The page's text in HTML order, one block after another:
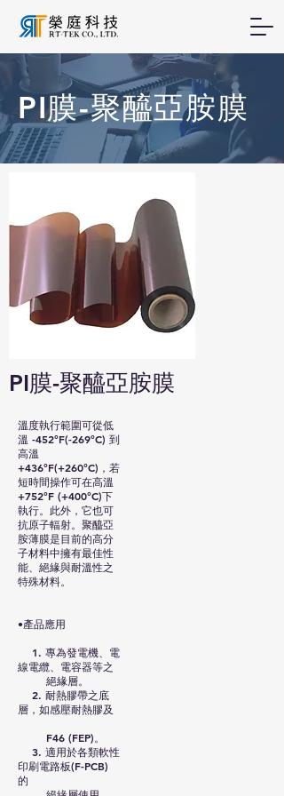
PI膜-聚醯亞胺膜
PI膜-聚醯亞胺膜
溫度執行範圍可從低
溫 -452°F(-269°C) 到
高溫
+436°F(+260°C)，若
短時間操作可在高溫
+752°F (+400°C)下
執行。此外，它也可
抗原子輻射。聚醯亞
胺薄膜是目前的高分
子材料中擁有最佳性
能、絕緣與耐溫性之
特殊材料。
•產品應用
1. 專為發電機、電
線電纜、電容器等之
絕緣層。
2. 耐熱膠帶之底
層，如感壓耐熱膠及
F46 (FEP)。
3. 適用於各類軟性
印刷電路板(F-PCB)
的